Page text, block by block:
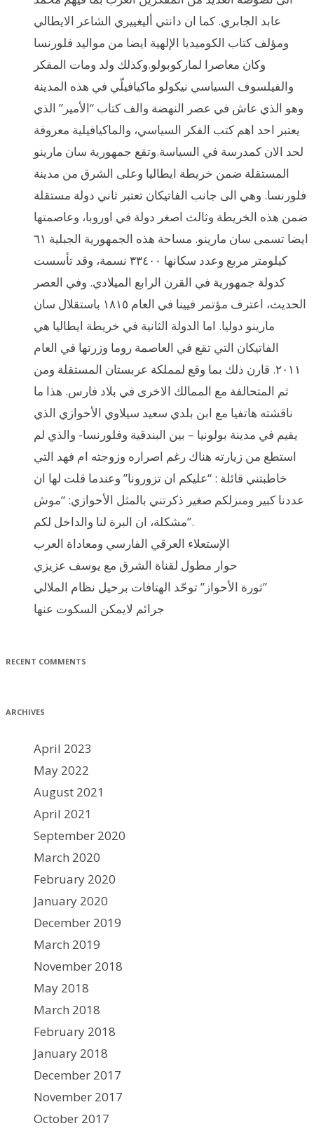
عابد الجابري. كما ان دانتي أليغييري الشاعر الايطالي
ومؤلف كتاب الكوميديا الإلهية ايضا من مواليد فلورنسا
وكان معاصرا لماركوبولو.وكذلك ولد ومات المفكر
والفيلسوف السياسي نيكولو ماكيافيلّي في هذه المدينة
وهو الذي عاش في عصر النهضة والف كتاب “الأمير” الذي
يعتبر احد اهم كتب الفكر السياسي، والماكيافيلية معروفة
لحد الان كمدرسة في السياسة.وتقع جمهورية سان مارينو
المستقلة ضمن خريطة ايطاليا وعلى الشرق من مدينة
فلورنسا. وهي الى جانب الفاتيكان تعتبر ثاني دولة مستقلة
ضمن هذه الخريطة وثالث اصغر دولة في اوروبا، وعاصمتها
ايضا تسمى سان مارينو. مساحة هذه الجمهورية الجبلية ٦١
كيلومتر مربع وعدد سكانها ٣٣٤٠٠ نسمة، وقد تأسست
كدولة جمهورية في القرن الرابع الميلادي. وفي العصر
الحديث، اعترف مؤتمر فيينا في العام ١٨١٥ باستقلال سان
مارينو دوليا. اما الدولة الثانية في خريطة ايطاليا هي
الفاتيكان التي تقع في العاصمة روما وزرتها في العام
٢٠١١. قارن ذلك بما وقع لمملكة عربستان المستقلة ومن
ثم المتحالفة مع الممالك الاخرى في بلاد فارس. هذا ما
ناقشته هاتفيا مع ابن بلدي سعيد سيلاوي الأحوازي الذي
يقيم في مدينة بولونيا – بين البندقية وفلورنسا- والذي لم
استطع من زيارته هناك رغم اصراره وزوجته ام فهد التي
خاطبتني قائلة : “عليكم ان تزورونا” وعندما قلت لها ان
عددنا كبير ومنزلكم صغير ذكرتني بالمثل الأحوازي: “موش
مشكلة، ان البرة لنا والداخل لكم”.
الإستعلاء العرقي الفارسي ومعاداة العرب
حوار مطول لقناة الشرق مع يوسف عزيزي
ثورة الأحواز” توحّد الهتافات برحيل نظام الملالي”
جرائم لايمكن السكوت عنها
RECENT COMMENTS
ARCHIVES
April 2023
May 2022
August 2021
April 2021
September 2020
March 2020
February 2020
January 2020
December 2019
March 2019
November 2018
May 2018
March 2018
February 2018
January 2018
December 2017
November 2017
October 2017